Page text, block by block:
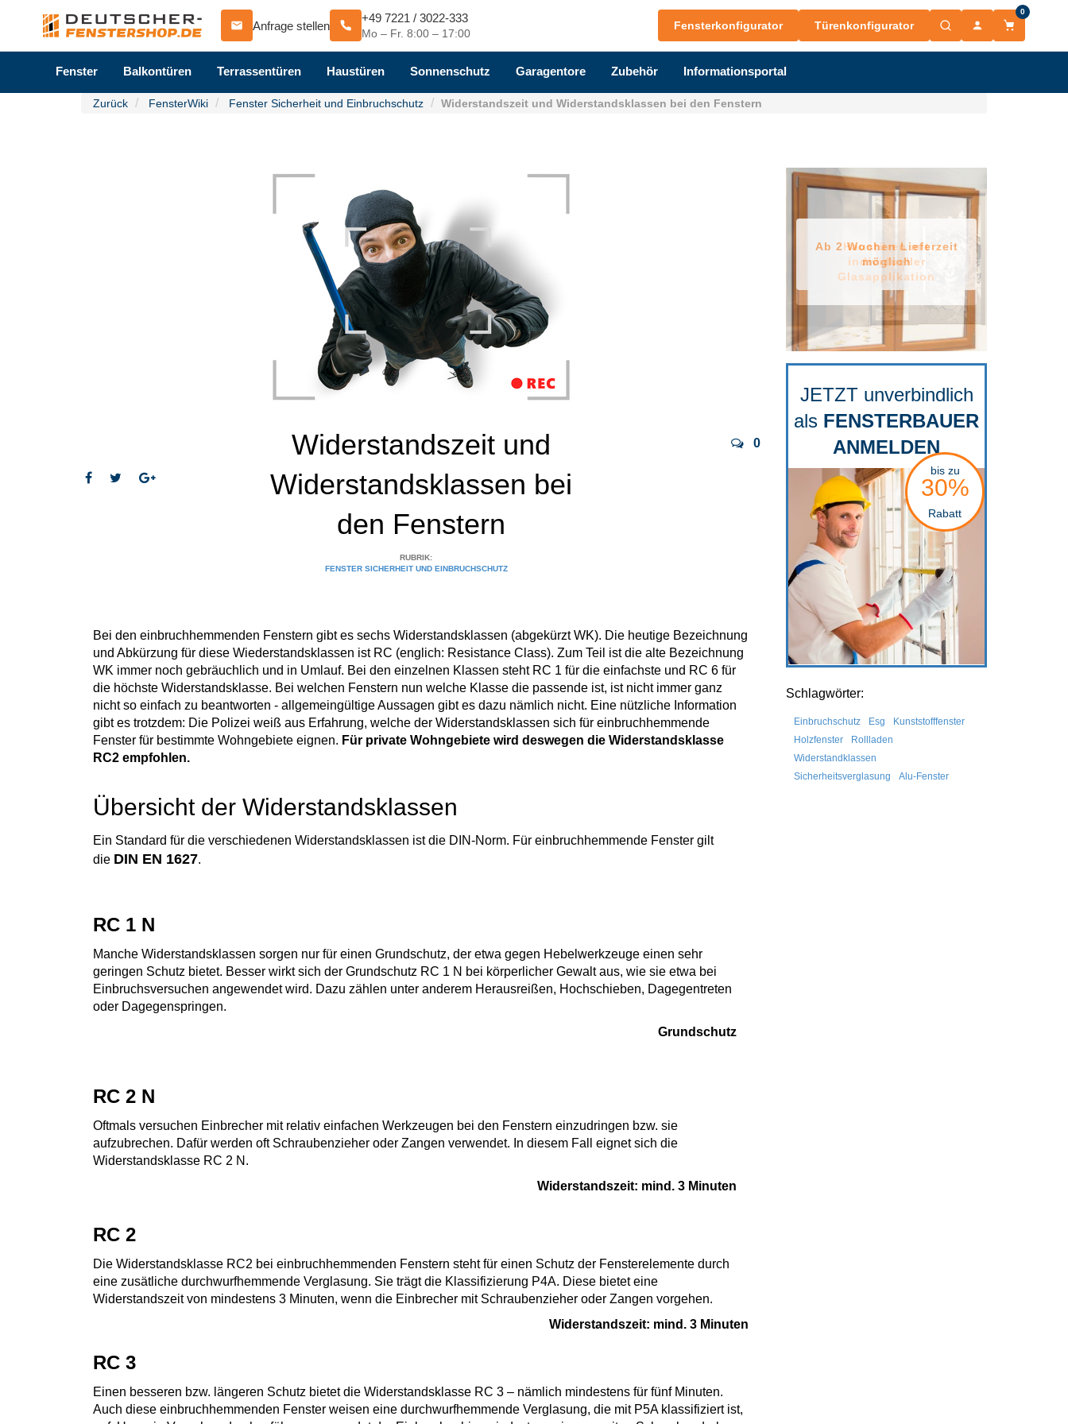
Anfrage stellen
+49 7221 / 3022-333
Mo – Fr. 8:00 – 17:00
Fensterkonfigurator Türenkonfigurator
0
Fenster Balkontüren Terrassentüren Haustüren Sonnenschutz Garagentore Zubehör Informationsportal
Zurück FensterWiki Fenster Sicherheit und Einbruchschutz Widerstandszeit und Widerstandsklassen bei den Fenstern
Widerstandszeit und
Widerstandsklassen bei
den Fenstern
RUBRIK:
FENSTER SICHERHEIT UND EINBRUCHSCHUTZ
0
Bei den einbruchhemmenden Fenstern gibt es sechs Widerstandsklassen (abgekürzt WK). Die heutige Bezeichnung
und Abkürzung für diese Wiederstandsklassen ist RC (englich: Resistance Class). Zum Teil ist die alte Bezeichnung
WK immer noch gebräuchlich und in Umlauf. Bei den einzelnen Klassen steht RC 1 für die einfachste und RC 6 für
die höchste Widerstandsklasse. Bei welchen Fenstern nun welche Klasse die passende ist, ist nicht immer ganz
nicht so einfach zu beantworten - allgemeingültige Aussagen gibt es dazu nämlich nicht. Eine nützliche Information
gibt es trotzdem: Die Polizei weiß aus Erfahrung, welche der Widerstandsklassen sich für einbruchhemmende
Fenster für bestimmte Wohngebiete eignen. Für private Wohngebiete wird deswegen die Widerstandsklasse
RC2 empfohlen.
Übersicht der Widerstandsklassen
Ein Standard für die verschiedenen Widerstandsklassen ist die DIN-Norm. Für einbruchhemmende Fenster gilt
die DIN EN 1627.
RC 1 N
Manche Widerstandsklassen sorgen nur für einen Grundschutz, der etwa gegen Hebelwerkzeuge einen sehr
geringen Schutz bietet. Besser wirkt sich der Grundschutz RC 1 N bei körperlicher Gewalt aus, wie sie etwa bei
Einbruchsversuchen angewendet wird. Dazu zählen unter anderem Herausreißen, Hochschieben, Dagegentreten
oder Dagegenspringen.
Grundschutz
RC 2 N
Oftmals versuchen Einbrecher mit relativ einfachen Werkzeugen bei den Fenstern einzudringen bzw. sie
aufzubrechen. Dafür werden oft Schraubenzieher oder Zangen verwendet. In diesem Fall eignet sich die
Widerstandsklasse RC 2 N.
Widerstandszeit: mind. 3 Minuten
RC 2
Die Widerstandsklasse RC2 bei einbruchhemmenden Fenstern steht für einen Schutz der Fensterelemente durch
eine zusätliche durchwurfhemmende Verglasung. Sie trägt die Klassifizierung P4A. Diese bietet eine
Widerstandszeit von mindestens 3 Minuten, wenn die Einbrecher mit Schraubenzieher oder Zangen vorgehen.
Widerstandszeit: mind. 3 Minuten
RC 3
Einen besseren bzw. längeren Schutz bietet die Widerstandsklasse RC 3 – nämlich mindestens für fünf Minuten.
Auch diese einbruchhemmenden Fenster weisen eine durchwurfhemmende Verglasung, die mit P5A klassifiziert ist,
Ab 2 Wochen Lieferzeit
möglich
Haustüren mit
individueller
Glasapplikation
JETZT unverbindlich
als FENSTERBAUER
ANMELDEN
bis zu
30%
Rabatt
Schlagwörter:
Einbruchschutz Esg
Kunststofffenster
Holzfenster
Rollladen
Widerstandklassen
Sicherheitsverglasung
Alu-Fenster